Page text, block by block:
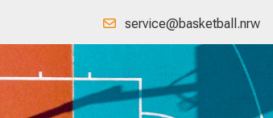
service@basketball.nrw